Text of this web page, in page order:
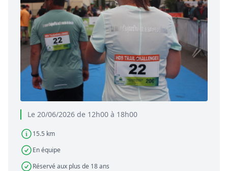
Le 20/06/2026 de 12h00 à 18h00
15.5 km
En équipe
Réservé aux plus de 18 ans